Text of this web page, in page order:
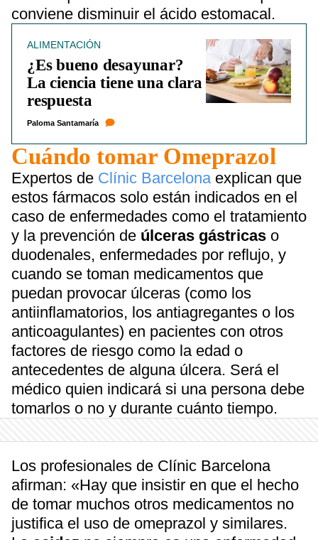
conviene disminuir el ácido estomacal.
ALIMENTACIÓN
¿Es bueno desayunar?
La ciencia tiene una clara
respuesta
Paloma Santamaría
Cuándo tomar Omeprazol
Expertos de Clínic Barcelonaexplican que
estos fármacos solo están indicados en el
caso de enfermedades como el tratamiento
y la prevención de úlceras gástricas o
duodenales, enfermedades por reflujo, y
cuando se toman medicamentos que
puedan provocar úlceras (como los
antiinflamatorios, los antiagregantes o los
anticoagulantes) en pacientes con otros
factores de riesgo como la edad o
antecedentes de alguna úlcera. Será el
médico quien indicará si una persona debe
tomarlos o no y durante cuánto tiempo.
Los profesionales de Clínic Barcelona
afirman: «Hay que insistir en que el hecho
de tomar muchos otros medicamentos no
justifica el uso de omeprazol y similares.